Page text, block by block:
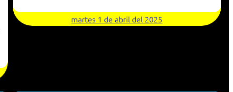
martes 1 de abril del 2025